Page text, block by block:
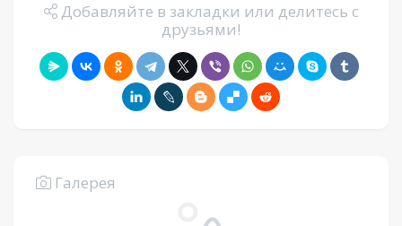
Добавляйте в закладки или делитесь с
друзьями!
Галерея